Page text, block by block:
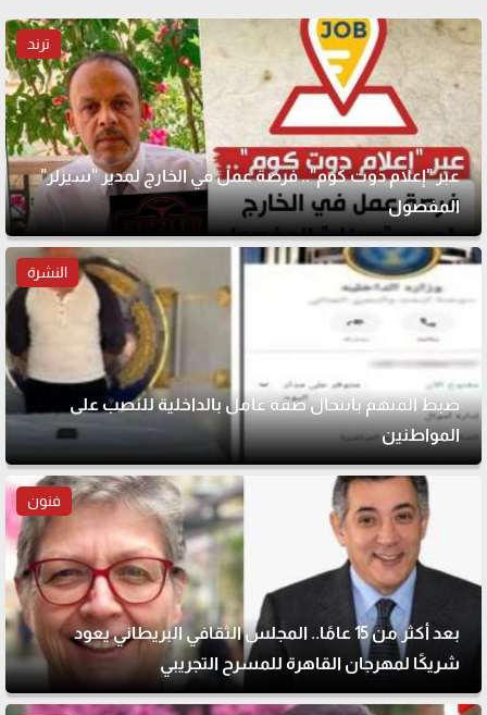
ترند
عبر "إعلام دوت كوم".. فرصة عمل في الخارج لمدير "سيزلر"
المفصول
النشرة
ضبط المتهم بانتحال صفة عامل بالداخلية للنصب على
المواطنين
فنون
بعد أكثر من 15 عامًا.. المجلس الثقافي البريطاني يعود
شريكًا لمهرجان القاهرة للمسرح التجريبي